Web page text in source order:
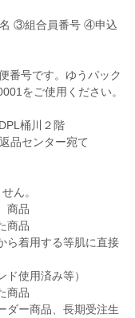
③組合員番号 ④申込
番号です。ゆうパック
をご使用ください。
桶川２階
品センター宛て
ん。
商品
商品
ら着用する等肌に直接
ド使用済み等）
商品
ダー商品、長期受注生